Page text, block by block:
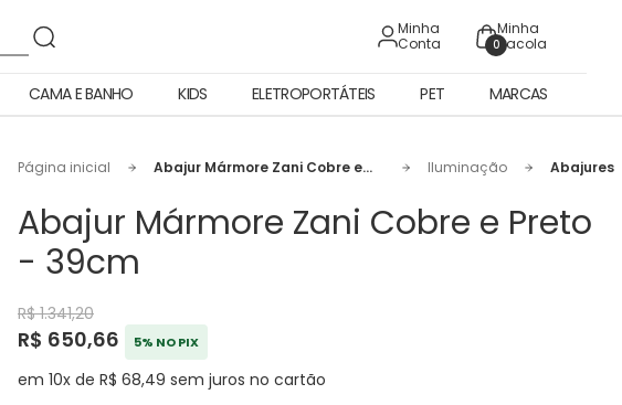
Minha
Conta
0
Minha
Sacola
CAMA E BANHO KIDS ELETROPORTÁTEIS PET MARCAS
Página inicial
Abajur Mármore Zani Cobre e
Iluminação Abajures
Abajur Mármore Zani Cobre e Preto
- 39cm
R$ 1.341,20
R$ 650,66 5% NO PIX
em 10x de R$ 68,49 sem juros no cartão